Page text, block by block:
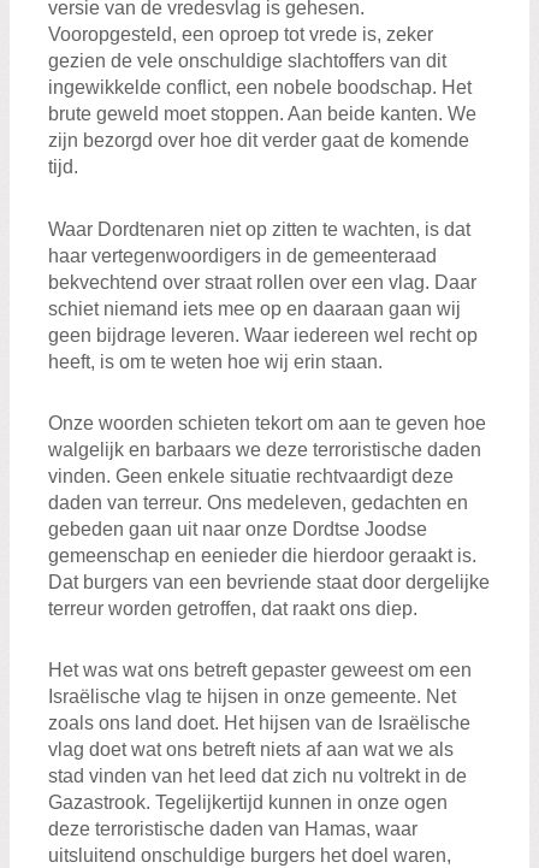
versie van de vredesvlag is gehesen.
Vooropgesteld, een oproep tot vrede is, zeker
gezien de vele onschuldige slachtoffers van dit
ingewikkelde conflict, een nobele boodschap. Het
brute geweld moet stoppen. Aan beide kanten. We
zijn bezorgd over hoe dit verder gaat de komende
tijd.
Waar Dordtenaren niet op zitten te wachten, is dat
haar vertegenwoordigers in de gemeenteraad
bekvechtend over straat rollen over een vlag. Daar
schiet niemand iets mee op en daaraan gaan wij
geen bijdrage leveren. Waar iedereen wel recht op
heeft, is om te weten hoe wij erin staan.
Onze woorden schieten tekort om aan te geven hoe
walgelijk en barbaars we deze terroristische daden
vinden. Geen enkele situatie rechtvaardigt deze
daden van terreur. Ons medeleven, gedachten en
gebeden gaan uit naar onze Dordtse Joodse
gemeenschap en eenieder die hierdoor geraakt is.
Dat burgers van een bevriende staat door dergelijke
terreur worden getroffen, dat raakt ons diep.
Het was wat ons betreft gepaster geweest om een
Israëlische vlag te hijsen in onze gemeente. Net
zoals ons land doet. Het hijsen van de Israëlische
vlag doet wat ons betreft niets af aan wat we als
stad vinden van het leed dat zich nu voltrekt in de
Gazastrook. Tegelijkertijd kunnen in onze ogen
deze terroristische daden van Hamas, waar
uitsluitend onschuldige burgers het doel waren,